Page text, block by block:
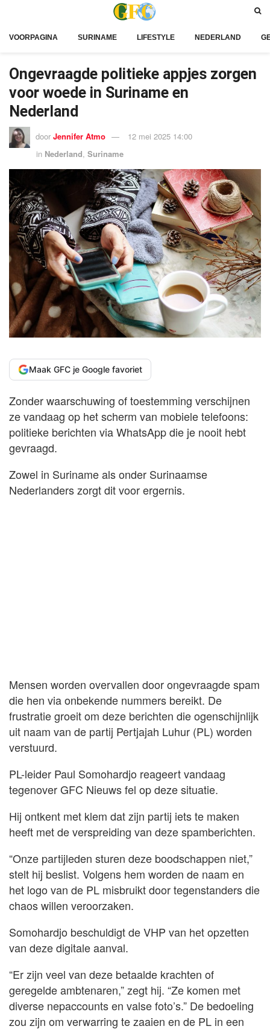
VOORPAGINA SURINAME LIFESTYLE NEDERLAND
Ongevraagde politieke appjes zorgen
voor woede in Suriname en
Nederland
door Jennifer Atmo
12 mei 2025 14:00
in Nederland, Suriname
Maak GFC je Google favoriet
Zonder waarschuwing of toestemming verschijnen
ze vandaag op het scherm van mobiele telefoons:
politieke berichten via WhatsApp die je nooit hebt
gevraagd.
Zowel in Suriname als onder Surinaamse
Nederlanders zorgt dit voor ergernis.
Mensen worden overvallen door ongevraagde spam
die hen via onbekende nummers bereikt. De
frustratie groeit om deze berichten die ogenschijnlijk
uit naam van de partij Pertjajah Luhur (PL) worden
verstuurd.
PL-leider Paul Somohardjo reageert vandaag
tegenover GFC Nieuws fel op deze situatie.
Hij ontkent met klem dat zijn partij iets te maken
heeft met de verspreiding van deze spamberichten.
“Onze partijleden sturen deze boodschappen niet,”
stelt hij beslist. Volgens hem worden de naam en
het logo van de PL misbruikt door tegenstanders die
chaos willen veroorzaken.
Somohardjo beschuldigt de VHP van het opzetten
van deze digitale aanval.
“Er zijn veel van deze betaalde krachten of
geregelde ambtenaren,” zegt hij. “Ze komen met
diverse nepaccounts en valse foto’s.” De bedoeling
zou zijn om verwarring te zaaien en de PL in een